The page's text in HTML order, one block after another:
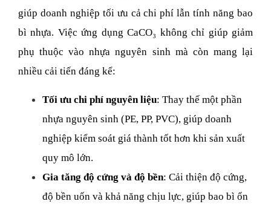
giúp doanh nghiệp tối ưu cả chi phí lẫn tính năng bao
bì nhựa. Việc ứng dụng CaCO₃ không chỉ giúp giảm
phụ thuộc vào nhựa nguyên sinh mà còn mang lại
nhiều cải tiến đáng kể:
Tối ưu chi phí nguyên liệu: Thay thế một phần
nhựa nguyên sinh (PE, PP, PVC), giúp doanh
nghiệp kiểm soát giá thành tốt hơn khi sản xuất
quy mô lớn.
Gia tăng độ cứng và độ bền: Cải thiện độ cứng,
độ bền uốn và khả năng chịu lực, giúp bao bì ổn